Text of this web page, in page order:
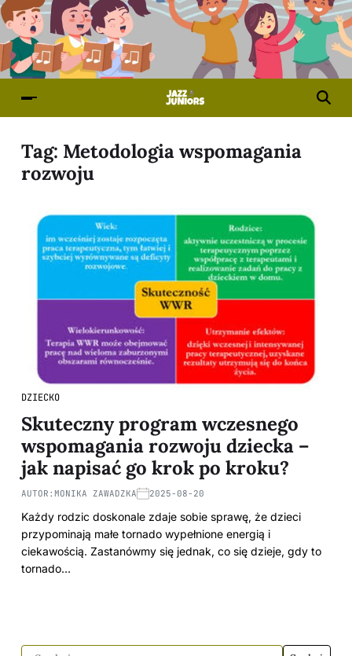
Tag: Metodologia wspomagania
rozwoju
DZIECKO
Skuteczny program wczesnego
wspomagania rozwoju dziecka –
jak napisać go krok po kroku?
AUTOR: MONIKA ZAWADZKA 2025-08-20
Każdy rodzic doskonale zdaje sobie sprawę, że dzieci
przypominają małe tornado wypełnione energią i
ciekawością. Zastanówmy się jednak, co się dzieje, gdy to
tornado…